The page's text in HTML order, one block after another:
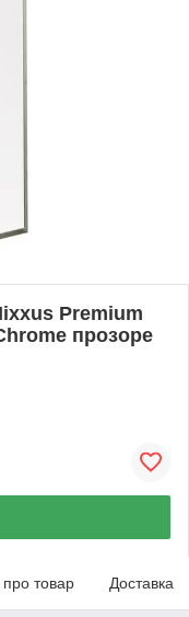
Premium
прозоре
про товар Доставка